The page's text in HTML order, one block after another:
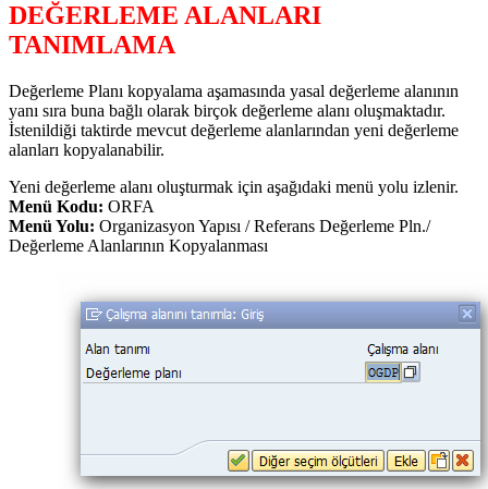
DEĞERLEME ALANLARI
TANIMLAMA
Değerleme Planı kopyalama aşamasında yasal değerleme alanının
yanı sıra buna bağlı olarak birçok değerleme alanı oluşmaktadır.
İstenildiği taktirde mevcut değerleme alanlarından yeni değerleme
alanları kopyalanabilir.
Yeni değerleme alanı oluşturmak için aşağıdaki menü yolu izlenir.
Menü Kodu: ORFA
Menü Yolu: Organizasyon Yapısı / Referans Değerleme Pln./
Değerleme Alanlarının Kopyalanması